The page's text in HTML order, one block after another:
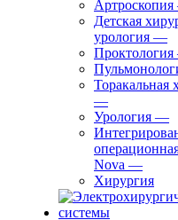
Артроскопия
Детская
урология —
Проктология
Торакальная
—
Урология —
Nova —
Хирургия